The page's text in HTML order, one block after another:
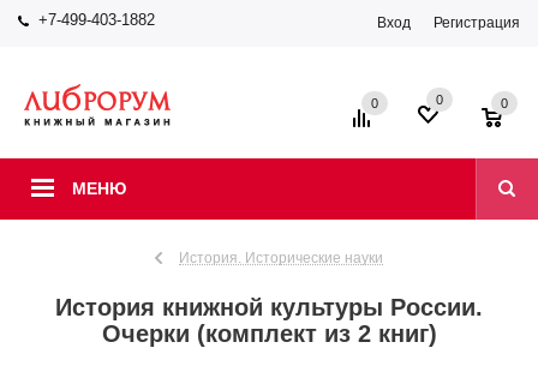
+7-499-403-1882 Вход Регистрация
МЕНЮ
0 0 0
История. Исторические науки
История книжной культуры России.
Очерки (комплект из 2 книг)